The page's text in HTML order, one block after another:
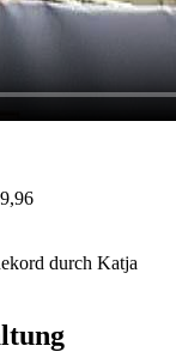
durch Katja